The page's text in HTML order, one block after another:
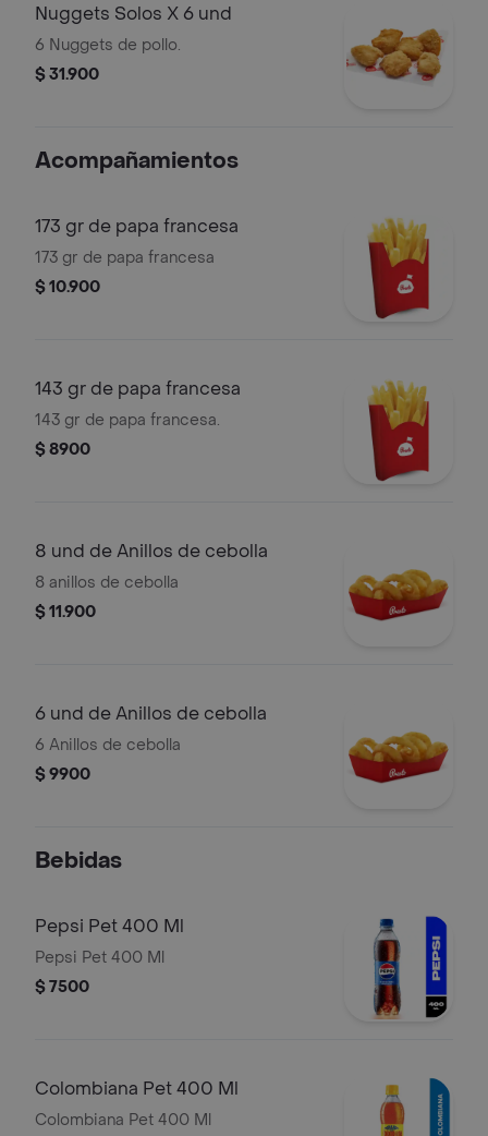
Nuggets Solos X 6 und
6 Nuggets de pollo.
$ 31.900
Acompañamientos
173 gr de papa francesa
173 gr de papa francesa
$ 10.900
143 gr de papa francesa
143 gr de papa francesa.
$ 8900
8 und de Anillos de cebolla
8 anillos de cebolla
$ 11.900
6 und de Anillos de cebolla
6 Anillos de cebolla
$ 9900
Bebidas
Pepsi Pet 400 Ml
Pepsi Pet 400 Ml
$ 7500
Colombiana Pet 400 Ml
Colombiana Pet 400 Ml